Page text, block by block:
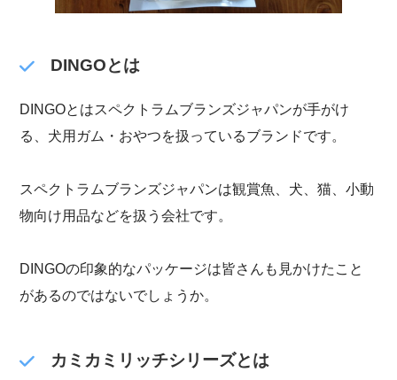
DINGOとは
DINGOとはスペクトラムブランズジャパンが手がけ
る、犬用ガム・おやつを扱っているブランドです。
スペクトラムブランズジャパンは観賞魚、犬、猫、小動
物向け用品などを扱う会社です。
DINGOの印象的なパッケージは皆さんも見かけたこと
があるのではないでしょうか。
カミカミリッチシリーズとは